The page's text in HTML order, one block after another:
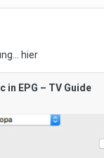
hier